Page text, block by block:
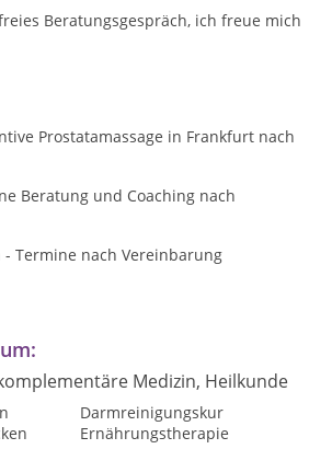
Beratungsgespräch, ich freue mich
Prostatamassage in Frankfurt nach
Beratung und Coaching nach
Termine nach Vereinbarung
Medizin, Heilkunde
Darmreinigungskur
Ernährungstherapie